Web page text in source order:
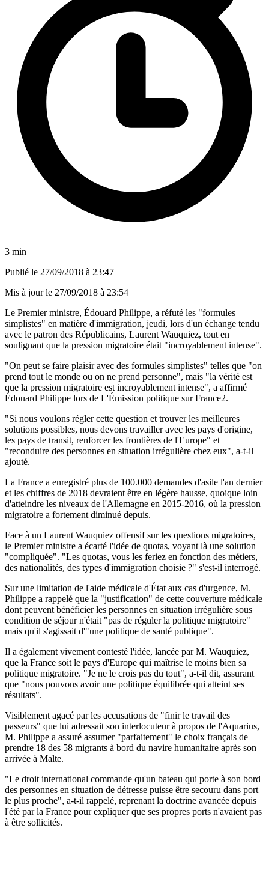
3 min
Publié le 27/09/2018 à 23:47
Mis à jour le 27/09/2018 à 23:54
Le Premier ministre, Édouard Philippe, a réfuté les "formules
simplistes" en matière d'immigration, jeudi, lors d'un échange tendu
avec le patron des Républicains, Laurent Wauquiez, tout en
soulignant que la pression migratoire était "incroyablement intense".
"On peut se faire plaisir avec des formules simplistes" telles que "on
prend tout le monde ou on ne prend personne", mais "la vérité est
que la pression migratoire est incroyablement intense", a affirmé
Édouard Philippe lors de L'Émission politique sur France2.
"Si nous voulons régler cette question et trouver les meilleures
solutions possibles, nous devons travailler avec les pays d'origine,
les pays de transit, renforcer les frontières de l'Europe" et
"reconduire des personnes en situation irrégulière chez eux", a-t-il
ajouté.
La France a enregistré plus de 100.000 demandes d'asile l'an dernier
et les chiffres de 2018 devraient être en légère hausse, quoique loin
d'atteindre les niveaux de l'Allemagne en 2015-2016, où la pression
migratoire a fortement diminué depuis.
Face à un Laurent Wauquiez offensif sur les questions migratoires,
le Premier ministre a écarté l'idée de quotas, voyant là une solution
"compliquée". "Les quotas, vous les feriez en fonction des métiers,
des nationalités, des types d'immigration choisie ?" s'est-il interrogé.
Sur une limitation de l'aide médicale d'État aux cas d'urgence, M.
Philippe a rappelé que la "justification" de cette couverture médicale
dont peuvent bénéficier les personnes en situation irrégulière sous
condition de séjour n'était "pas de réguler la politique migratoire"
mais qu'il s'agissait d'"une politique de santé publique".
Il a également vivement contesté l'idée, lancée par M. Wauquiez,
que la France soit le pays d'Europe qui maîtrise le moins bien sa
politique migratoire. "Je ne le crois pas du tout", a-t-il dit, assurant
que "nous pouvons avoir une politique équilibrée qui atteint ses
résultats".
Visiblement agacé par les accusations de "finir le travail des
passeurs" que lui adressait son interlocuteur à propos de l'Aquarius,
M. Philippe a assuré assumer "parfaitement" le choix français de
prendre 18 des 58 migrants à bord du navire humanitaire après son
arrivée à Malte.
"Le droit international commande qu'un bateau qui porte à son bord
des personnes en situation de détresse puisse être secouru dans port
le plus proche", a-t-il rappelé, reprenant la doctrine avancée depuis
l'été par la France pour expliquer que ses propres ports n'avaient pas
à être sollicités.